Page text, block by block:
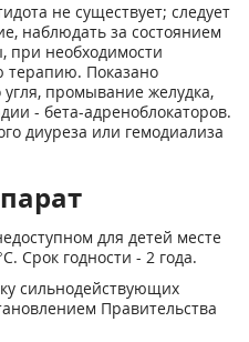
не существует; следует
наблюдать за состоянием
при необходимости
терапию. Показано
промывание желудка,
- бета-адреноблокаторов.
диуреза или гемодиализа
для детей месте
Срок годности - 2 года.
сильнодействующих
Правительства